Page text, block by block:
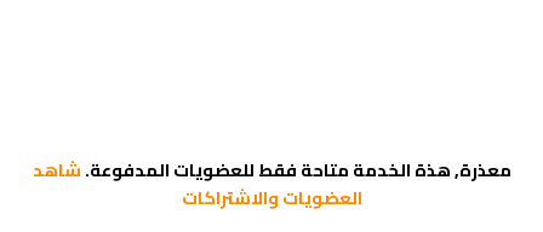
معذرة, هذة الخدمة متاحة فقط للعضويات المدفوعة.شاهد
العضويات والاشتراكات